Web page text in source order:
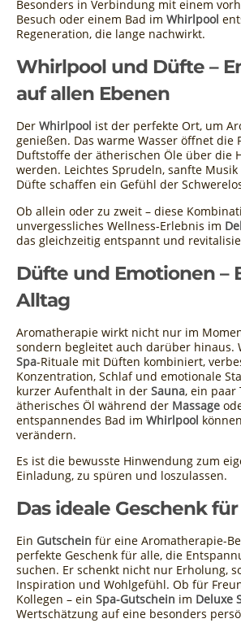
Besonders in Verbindung mit einem
Besuch oder einem Bad im Whirlpool
Regeneration, die lange nachwirkt.
Whirlpool und Düfte –
auf allen Ebenen
Der Whirlpool ist der perfekte Ort, um
genießen. Das warme Wasser öffnet die
Duftstoffe der ätherischen Öle über die
werden. Leichtes Sprudeln, sanfte
Düfte schaffen ein Gefühl der
Ob allein oder zu zweit – diese
unvergessliches Wellness-Erlebnis im
das gleichzeitig entspannt und
Düfte und Emotionen –
Alltag
Aromatherapie wirkt nicht nur im
sondern begleitet auch darüber hinaus.
Spa-Rituale mit Düften kombiniert,
Konzentration, Schlaf und emotionale
kurzer Aufenthalt in der Sauna, ein paar
ätherisches Öl während der Massage
entspannendes Bad im Whirlpool
verändern.
Es ist die bewusste Hinwendung zum
Einladung, zu spüren und loszulassen.
Das ideale Geschenk
Ein Gutschein für eine Aromatherapie-
perfekte Geschenk für alle, die
suchen. Er schenkt nicht nur Erholung,
Inspiration und Wohlgefühl. Ob für
Kollegen – ein Spa-Gutschein im Deluxe
Wertschätzung auf eine besonders